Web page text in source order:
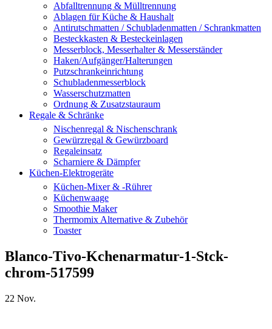
Abfalltrennung & Mülltrennung
Ablagen für Küche & Haushalt
Antirutschmatten / Schubladenmatten / Schrankmatten
Besteckkasten & Besteckeinlagen
Messerblock, Messerhalter & Messerständer
Haken/Aufgänger/Halterungen
Putzschrankeinrichtung
Schubladenmesserblock
Wasserschutzmatten
Ordnung & Zusatzstauraum
Regale & Schränke
Nischenregal & Nischenschrank
Gewürzregal & Gewürzboard
Regaleinsatz
Scharniere & Dämpfer
Küchen-Elektrogeräte
Küchen-Mixer & -Rührer
Küchenwaage
Smoothie Maker
Thermomix Alternative & Zubehör
Toaster
Blanco-Tivo-Kchenarmatur-1-Stck-
chrom-517599
22 Nov.